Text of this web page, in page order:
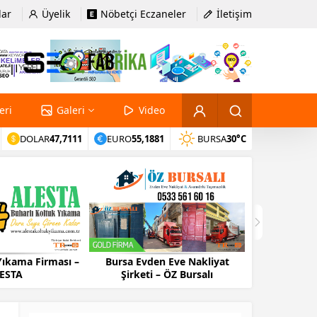
Üyelik Nöbetçi Eczaneler İletişim
Galeri Video
DOLAR47,7111 EURO55,1881 BURSA30°C
Bursa Evden Eve Nakliyat
Bursa Evden Eve Nakliyat
Firması – NARTAŞ